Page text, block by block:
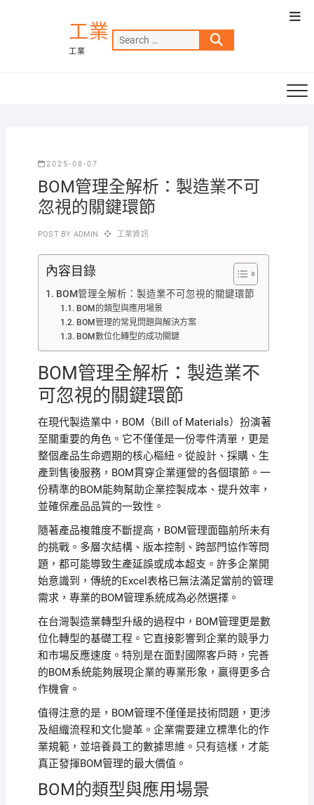
工業
工業
Search
…
2025-08-07
BOM管理全解析：製造業不可
忽視的關鍵環節
POST BY ADMIN 工業資訊
內容目錄
BOM管理全解析：製造業不可忽視的關鍵環節
BOM的類型與應用場景
BOM管理的常見問題與解決方案
BOM數位化轉型的成功關鍵
BOM管理全解析：製造業不
可忽視的關鍵環節
在現代製造業中，BOM（Bill of Materials）扮演著
至關重要的角色。它不僅僅是一份零件清單，更是
整個產品生命週期的核心樞紐。從設計、採購、生
產到售後服務，BOM貫穿企業運營的各個環節。一
份精準的BOM能夠幫助企業控製成本、提升效率，
並確保產品品質的一致性。
隨著產品複雜度不斷提高，BOM管理面臨前所未有
的挑戰。多層次結構、版本控制、跨部門協作等問
題，都可能導致生產延誤或成本超支。許多企業開
始意識到，傳統的Excel表格已無法滿足當前的管理
需求，專業的BOM管理系統成為必然選擇。
在台灣製造業轉型升級的過程中，BOM管理更是數
位化轉型的基礎工程。它直接影響到企業的競爭力
和市場反應速度。特別是在面對國際客戶時，完善
的BOM系統能夠展現企業的專業形象，贏得更多合
作機會。
值得注意的是，BOM管理不僅僅是技術問題，更涉
及組織流程和文化變革。企業需要建立標準化的作
業規範，並培養員工的數據思維。只有這樣，才能
真正發揮BOM管理的最大價值。
BOM的類型與應用場景